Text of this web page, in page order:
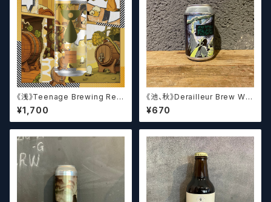
《浅》Teenage Brewing Res
urrection // レザレクション【ク
ラフトビール】
¥1,700
《池、秋》Derailleur Brew Wor
ks ANONYMOUS BREWH
OLIC FOUNDATION ディ
レイラブリューワークス
¥670